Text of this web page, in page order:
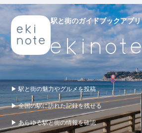
駅と街のガイドブックアプリ
▶ 駅と街の魅力やグルメを投稿
▶ 全国の駅に訪れた記録を残せる
▶ あらゆる駅と街の情報を確認